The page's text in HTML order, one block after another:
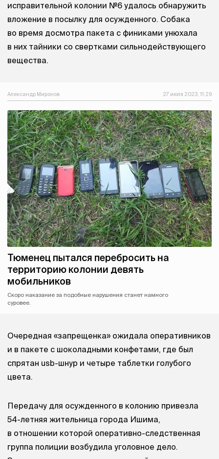
исправительной колонии №6 удалось обнаружить
вложение в посылку для осужденного. Собака
во время досмотра пакета с финиками унюхала
в них тайники со свертками сильнодействующего
вещества.
Александр Миронов 27 июля 2023, 11:29
Тюменец пытался перебросить на
территорию колонии девять
мобильников
Скоро наказание за подобные нарушения станет намного
суровее.
Очередная «запрещенка» ожидала оперативников
и в пакете с шоколадными конфетами, где был
спрятан usb-шнур и четыре таблетки голубого
цвета.
Передачу для осужденного в колонию привезла
54-летняя жительница города Ишима,
в отношении которой оперативно-следственная
группа полиции возбудила уголовное дело.